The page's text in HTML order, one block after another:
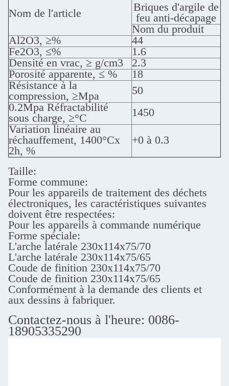
Nom de l'article
Briques d'argile de
feu anti-décapage
Nom du produit
Al2O3, ≥%
44
Fe2O3, ≤%
1.6
Densité en vrac, ≥ g/cm3
2.3
Porosité apparente, ≤ %
18
Résistance à la
compression, ≥Mpa
50
0.2Mpa Réfractabilité
sous charge, ≥°C
1450
Variation linéaire au
réchauffement, 1400°Cx
2h, %
+0 à 0.3
Taille:
Forme commune:
Pour les appareils de traitement des déchets
électroniques, les caractéristiques suivantes
doivent être respectées:
Pour les appareils à commande numérique
Forme spéciale:
L'arche latérale 230x114x75/70
L'arche latérale 230x114x75/65
Coude de finition 230x114x75/70
Coude de finition 230x114x75/65
Conformément à la demande des clients et
aux dessins à fabriquer.
Contactez-nous à l'heure: 0086-
18905335290